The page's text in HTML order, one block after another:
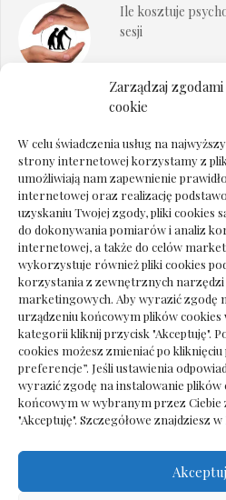
Zarządzaj
cookie
W celu świadczenia usług na
strony internetowej korzystamy z
umożliwiają nam zapewnienie
internetowej oraz realizację
uzyskaniu Twojej zgody, pliki cookies
do dokonywania pomiarów i analiz
internetowej, a także do celów
wykorzystuje również pliki cookies
korzystania z zewnętrznych narzędzi
marketingowych. Aby wyrazić zgodę
urządzeniu końcowym plików cookies
kategorii kliknij przycisk "Akceptuję".
cookies możesz zmieniać po kliknięciu
preferencje”. Jeśli ustawienia
wyrazić zgodę na instalowanie plików
końcowym w wybranym przez Ciebie
"Akceptuję". Szczegółowe znajdziesz w
Ile kosztuje
sesji
Dokumenty do
Deska podłogowa
pośpiechu